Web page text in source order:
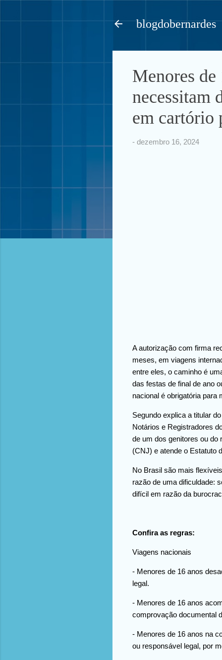
blogdobernardes
Menores de
necessitam
em cartório
- dezembro 16, 2024
A autorização com firma
meses, em viagens
entre eles, o caminho é
das festas de final de ano
nacional é obrigatória para
Segundo explica a titular
Notários e Registradores
de um dos genitores ou do
(CNJ) e atende o Estatuto
No Brasil são mais
razão de uma dificuldade:
difícil em razão da
Confira as regras:
Viagens nacionais
- Menores de 16 anos
legal.
- Menores de 16 anos
comprovação documental
- Menores de 16 anos na
ou responsável legal, por